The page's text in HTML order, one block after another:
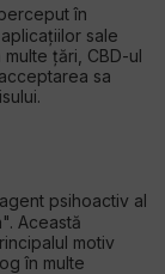
în
sale
țări, CBD-ul
sa
psihoactiv al
Această
motiv
în multe